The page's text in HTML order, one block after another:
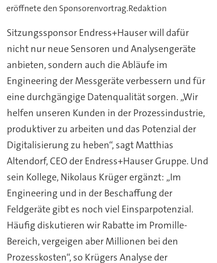
eröffnete den Sponsorenvortrag.Redaktion
Sitzungssponsor Endress+Hauser will dafür
nicht nur neue Sensoren und Analysengeräte
anbieten, sondern auch die Abläufe im
Engineering der Messgeräte verbessern und für
eine durchgängige Datenqualität sorgen. „Wir
helfen unseren Kunden in der Prozessindustrie,
produktiver zu arbeiten und das Potenzial der
Digitalisierung zu heben“, sagt Matthias
Altendorf, CEO der Endress+Hauser Gruppe. Und
sein Kollege, Nikolaus Krüger ergänzt: „Im
Engineering und in der Beschaffung der
Feldgeräte gibt es noch viel Einsparpotenzial.
Häufig diskutieren wir Rabatte im Promille-
Bereich, vergeigen aber Millionen bei den
Prozesskosten“, so Krügers Analyse der